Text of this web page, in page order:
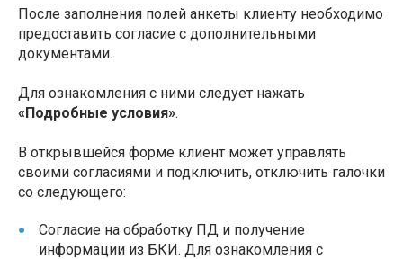
После заполнения полей анкеты клиенту необходимо
предоставить согласие с дополнительными
документами.
Для ознакомления с ними следует нажать
«Подробные условия».
В открывшейся форме клиент может управлять
своими согласиями и подключить, отключить галочки
со следующего:
Согласие на обработку ПД и получение
информации из БКИ. Для ознакомления с